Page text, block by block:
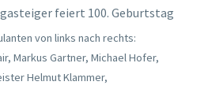
von links nach rechts:
Markus Gartner, Michael Hofer,
Helmut Klammer,